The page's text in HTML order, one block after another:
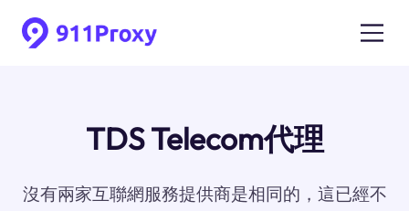
TDS Telecom代理
沒有兩家互聯網服務提供商是相同的，這已經不